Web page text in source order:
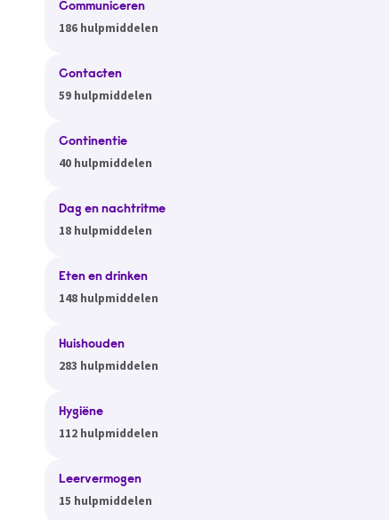
Communiceren
186 hulpmiddelen
Contacten
59 hulpmiddelen
Continentie
40 hulpmiddelen
Dag en nachtritme
18 hulpmiddelen
Eten en drinken
148 hulpmiddelen
Huishouden
283 hulpmiddelen
Hygiëne
112 hulpmiddelen
Leervermogen
15 hulpmiddelen